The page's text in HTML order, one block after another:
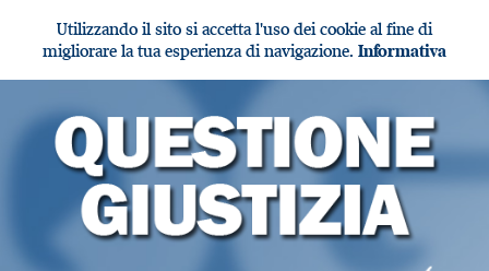
Utilizzando il sito si accetta l'uso dei cookie al fine di
migliorare la tua esperienza di navigazione. Informativa